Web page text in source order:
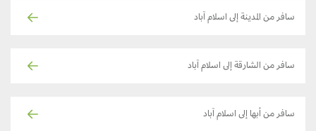
سافر من المدينة إلى اسلام آباد
سافر من الشارقة إلى اسلام آباد
سافر من أبها إلى اسلام آباد